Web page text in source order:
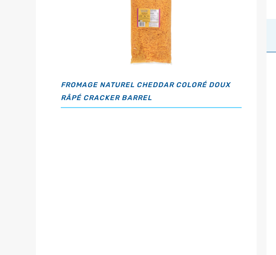
FROMAGE NATUREL CHEDDAR COLORÉ DOUX
RÂPÉ CRACKER BARREL